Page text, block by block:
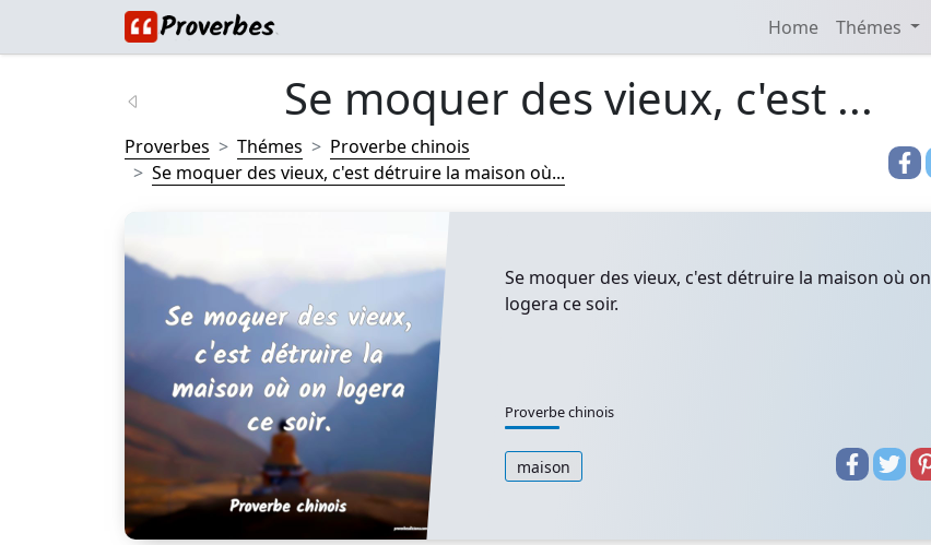
Home Thémes
Se moquer des vieux, c'est ...
Proverbes Thémes
Proverbe chinois
Se moquer des vieux, c'est détruire la maison où...
Se moquer des vieux, c'est détruire la maison où on
logera ce soir.
Proverbe chinois
maison